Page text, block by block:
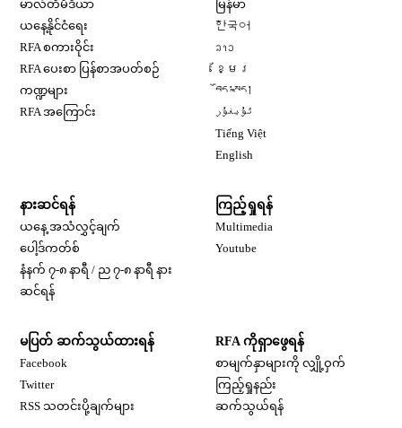
မာလ်တီမီဒီယာ
ယနေ့နိုင်ငံရေး
RFA စကားဝိုင်း
RFA ပေးစာ ပြန်စာအပတ်စဉ်
ကဏ္ဍများ
RFA အကြောင်း
မြန်မာ
한국어
ລາວ
ខ្មែរ
བོད་སྐད།
ئۇيغۇر
Tiếng Việt
English
နားဆင်ရန်
ယနေ့ အသံလွှင့်ချက်
ပေါ့ဒ်ကတ်စ်
နံနက် ၇-၈ နာရီ / ည ၇-၈ နာရီ နား
ဆင်ရန်
ကြည့်ရှုရန်
Multimedia
Youtube
မပြတ် ဆက်သွယ်ထားရန်
Facebook
Twitter
RSS သတင်းပို့ချက်များ
RFA ကိုရှာဖွေရန်
စာမျက်နှာများကို လျှို့ဝှက်
ကြည့်ရှုနည်း
ဆက်သွယ်ရန်